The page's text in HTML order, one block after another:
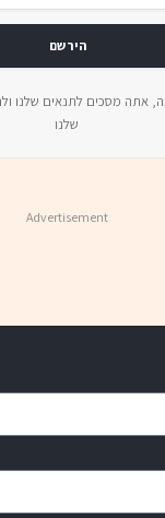
אתה מסכים לתנאים שלנו
שלנו
Advertisement